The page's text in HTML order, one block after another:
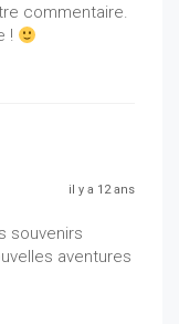
commentaire.
!
il y a 12 ans
souvenirs
aventures